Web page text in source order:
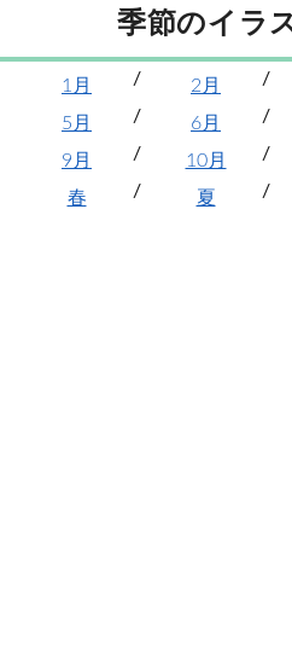
季節のイラ
1月 2月
5月
6月
9月
10月
春
夏